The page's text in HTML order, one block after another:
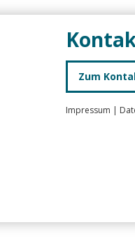
Zum
Impressum |